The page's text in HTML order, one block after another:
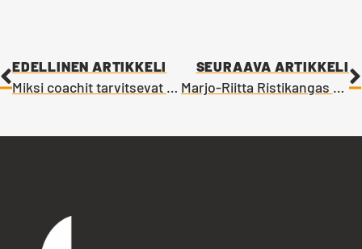
EDELLINEN ARTIKKELI
Miksi coachit tarvitsevat työnohjausta?
SEURAAVA ARTIKKELI
Marjo-Riitta Ristikangas on Vuoden Coach 2020